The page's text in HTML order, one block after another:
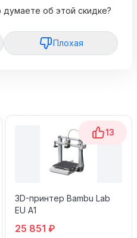
об этой скидке?
Плохая
13
3D-принтер Bambu Lab
EU A1
25 851 ₽